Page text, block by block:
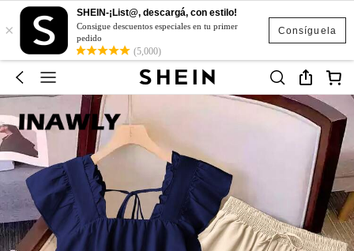
Consíguela
×
SHEIN-¡List@, descargá, con estilo!
Consigue descuentos especiales en tu primer
pedido
(5,000)